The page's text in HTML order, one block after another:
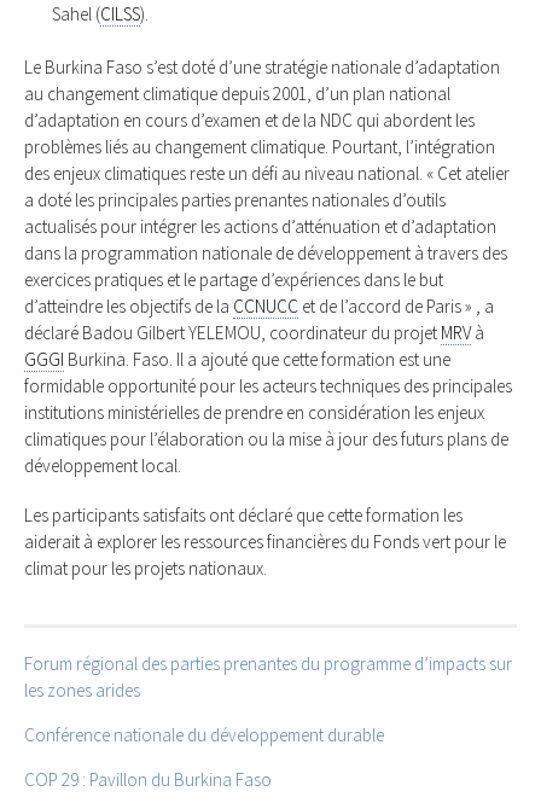
Sahel (CILSS).
Le Burkina Faso s’est doté d’une stratégie nationale d’adaptation
au changement climatique depuis 2001, d’un plan national
d’adaptation en cours d’examen et de la NDC qui abordent les
problèmes liés au changement climatique. Pourtant, l’intégration
des enjeux climatiques reste un défi au niveau national. « Cet atelier
a doté les principales parties prenantes nationales d’outils
actualisés pour intégrer les actions d’atténuation et d’adaptation
dans la programmation nationale de développement à travers des
exercices pratiques et le partage d’expériences dans le but
d’atteindre les objectifs de la CCNUCC et de l’accord de Paris » , a
déclaré Badou Gilbert YELEMOU, coordinateur du projet MRVà
GGGI Burkina. Faso. Il a ajouté que cette formation est une
formidable opportunité pour les acteurs techniques des principales
institutions ministérielles de prendre en considération les enjeux
climatiques pour l’élaboration ou la mise à jour des futurs plans de
développement local.
Les participants satisfaits ont déclaré que cette formation les
aiderait à explorer les ressources financières du Fonds vert pour le
climat pour les projets nationaux.
Forum régional des parties prenantes du programme d’impacts sur
les zones arides
Conférence nationale du développement durable
COP 29 : Pavillon du Burkina Faso